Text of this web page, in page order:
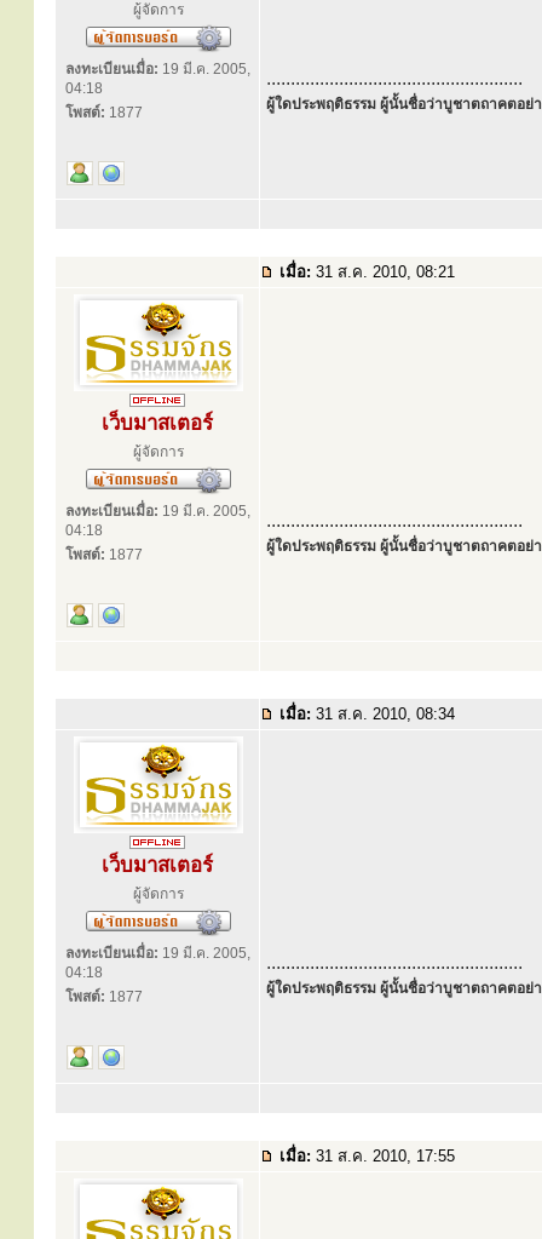
ผู้จัดการ
ลงทะเบียนเมื่อ: 19 มี.ค. 2005,
04:18
โพสต์: 1877
.....................................................
ผู้ใดประพฤติธรรม ผู้นั้นชื่อว่าบูชาตถาคตอย่า
เมื่อ: 31 ส.ค. 2010, 08:21
เว็บมาสเตอร์
ผู้จัดการ
ลงทะเบียนเมื่อ: 19 มี.ค. 2005,
04:18
โพสต์: 1877
.....................................................
ผู้ใดประพฤติธรรม ผู้นั้นชื่อว่าบูชาตถาคตอย่า
เมื่อ: 31 ส.ค. 2010, 08:34
เว็บมาสเตอร์
ผู้จัดการ
ลงทะเบียนเมื่อ: 19 มี.ค. 2005,
04:18
โพสต์: 1877
.....................................................
ผู้ใดประพฤติธรรม ผู้นั้นชื่อว่าบูชาตถาคตอย่า
เมื่อ: 31 ส.ค. 2010, 17:55